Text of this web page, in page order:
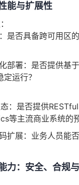
能与扩展性
是否具备跨可用区
部署：是否提供基
运行？
：是否提供
等主流商业系统的
扩展：业务人员能
力：安全、合规